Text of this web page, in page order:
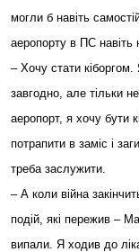
могли б навіть
аеропорту в ПС навіть
– Хочу стати
завгодно, але тільки
аеропорт, я хочу бути
потрапити в заміс і
треба заслужити.
– А коли війна
подій, які пережив –
випали. Я ходив до